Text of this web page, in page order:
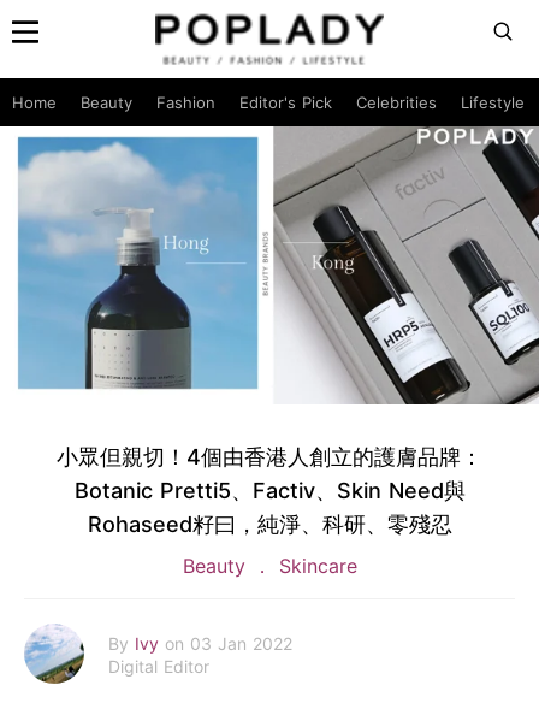
Home Beauty Fashion Editor's Pick Celebrities Lifestyle
小眾但親切！4個由香港人創立的護膚品牌：
Botanic Pretti5、Factiv、Skin Need與
Rohaseed籽曰，純淨、科研、零殘忍
Beauty Skincare
By Ivy on 03 Jan 2022
Digital Editor